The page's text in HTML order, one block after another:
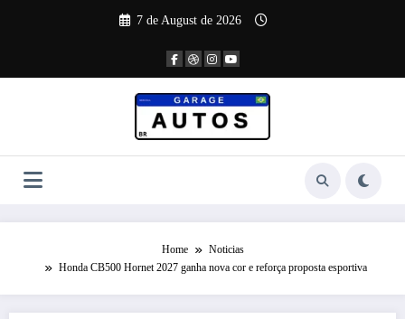
7 de August de 2026
Home
Noticias
Honda CB500 Hornet 2027 ganha nova cor e reforça proposta esportiva